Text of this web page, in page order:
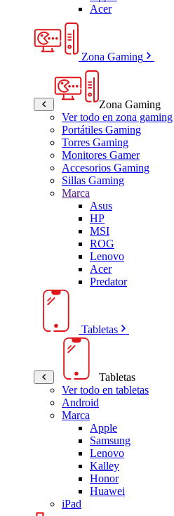
Acer
Zona Gaming
Zona Gaming
Ver todo en zona gaming
Portátiles Gaming
Torres Gaming
Monitores Gamer
Accesorios Gaming
Sillas Gaming
Marca
Asus
HP
MSI
ROG
Lenovo
Acer
Predator
Tabletas
Tabletas
Ver todo en tabletas
Android
Marca
Apple
Samsung
Lenovo
Kalley
Honor
Huawei
iPad